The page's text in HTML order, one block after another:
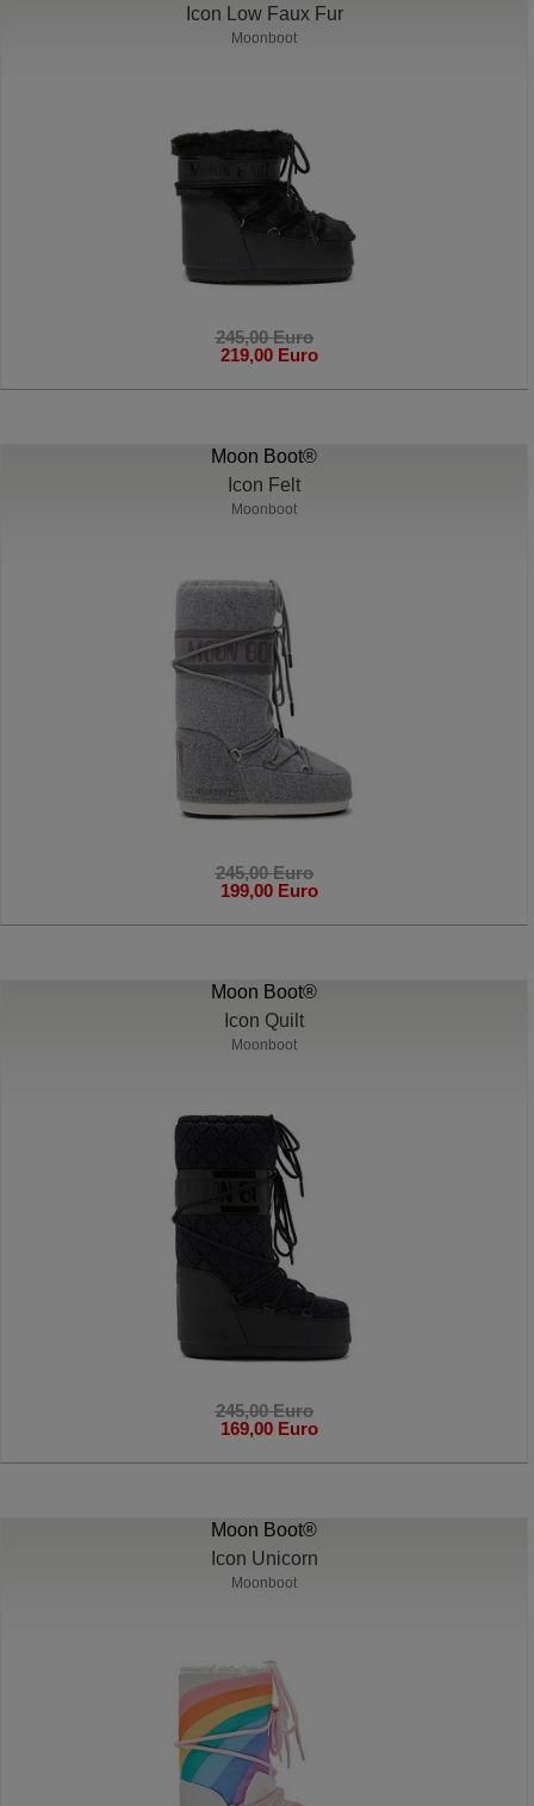
Icon Low Faux Fur
Moonboot
245,00 Euro
219,00 Euro
Moon Boot®
Icon Felt
Moonboot
245,00 Euro
199,00 Euro
Moon Boot®
Icon Quilt
Moonboot
245,00 Euro
169,00 Euro
Moon Boot®
Icon Unicorn
Moonboot